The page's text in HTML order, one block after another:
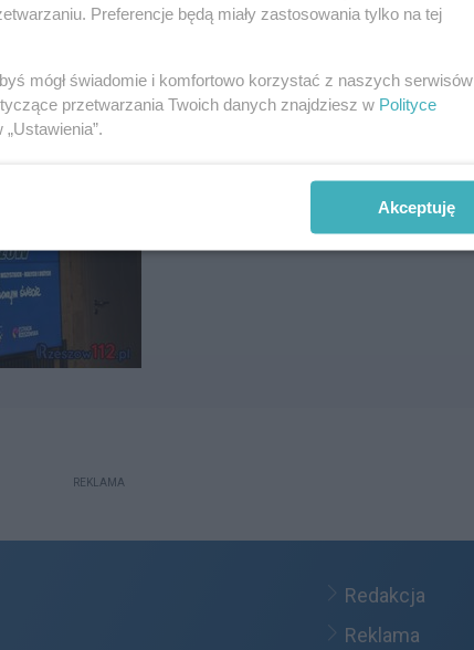
REKLAMA
Redakcja
Reklama
Preferencje będą miały zastosowania tylko na tej
mógł świadomie i komfortowo korzystać z naszych serwisów
przetwarzania Twoich danych znajdziesz w Polityce
Akceptuję